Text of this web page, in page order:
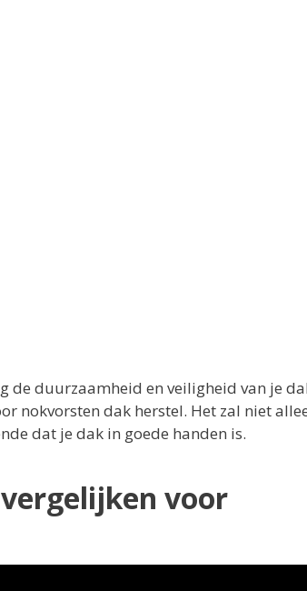
de duurzaamheid en veiligheid van je
nokvorsten dak herstel. Het zal niet
dat je dak in goede handen is.
voor